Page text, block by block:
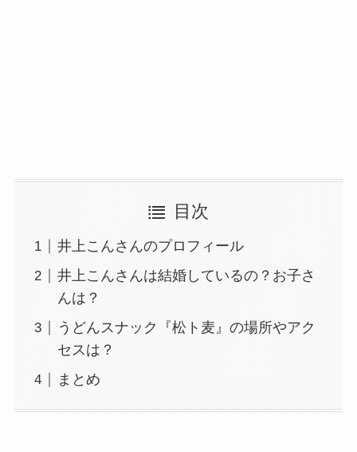
目次
井上こんさんのプロフィール
井上こんさんは結婚しているの？お子さ
んは？
うどんスナック『松ト麦』の場所やアク
セスは？
まとめ